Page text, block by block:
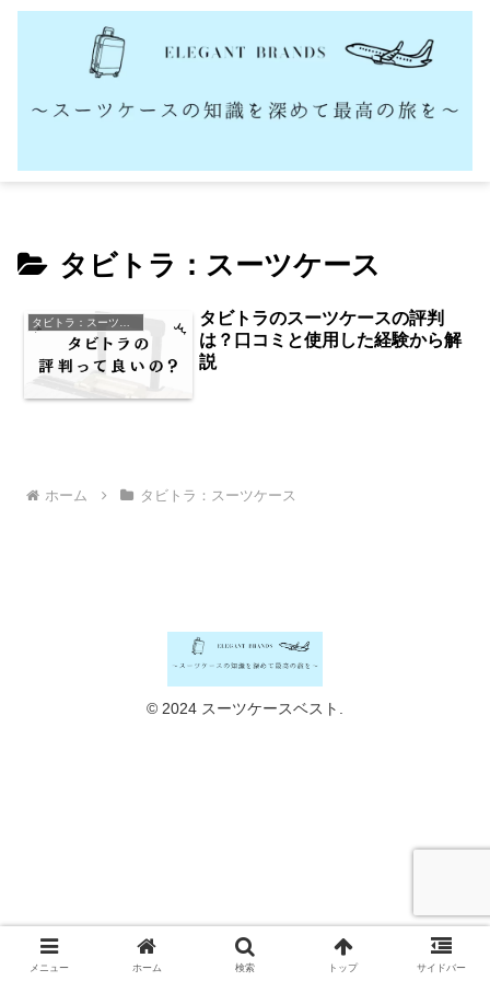
タビトラ：スーツケース
タビトラ：スーツケース
タビトラのスーツケースの評判
は？口コミと使用した経験から解
説
ホーム タビトラ：スーツケース
© 2024 スーツケースベスト.
メニュー ホーム 検索 トップ サイドバー